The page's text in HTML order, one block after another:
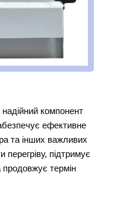
компонент
ефективне
та інших важливих
перегріву, підтримує
термін